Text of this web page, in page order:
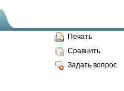
Печать
Сравнить
Задать вопрос